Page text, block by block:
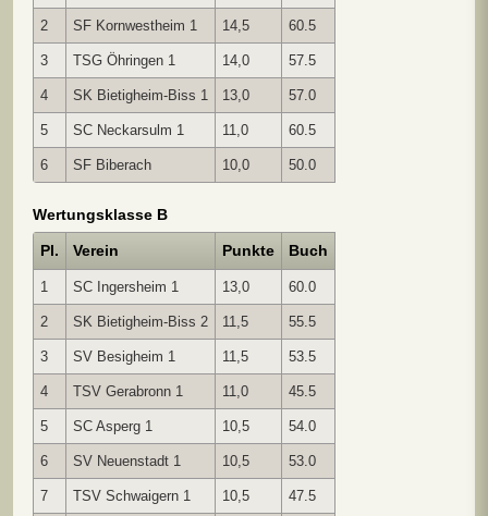
2 SF Kornwestheim 1 14,5 60.5
3 TSG Öhringen 1 14,0 57.5
4 SK Bietigheim-Biss 1 13,0 57.0
5 SC Neckarsulm 1 11,0 60.5
6 SF Biberach 10,0 50.0
Wertungsklasse B
Pl. Verein Punkte Buch
1 SC Ingersheim 1 13,0 60.0
2 SK Bietigheim-Biss 2 11,5 55.5
3 SV Besigheim 1 11,5 53.5
4 TSV Gerabronn 1 11,0 45.5
5 SC Asperg 1 10,5 54.0
6 SV Neuenstadt 1 10,5 53.0
7 TSV Schwaigern 1 10,5 47.5